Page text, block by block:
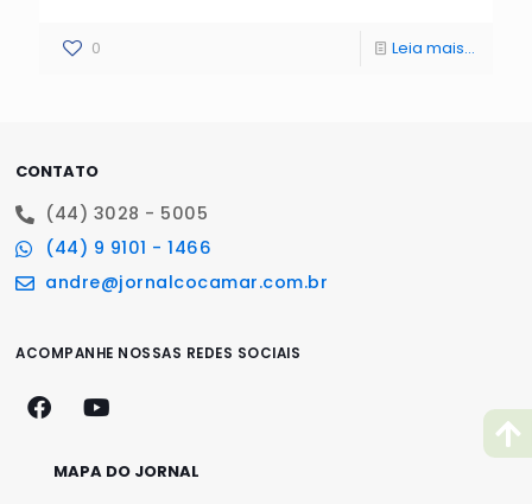
0 Leia mais...
CONTATO
(44) 3028 - 5005
(44) 9 9101 - 1466
andre@jornalcocamar.com.br
ACOMPANHE NOSSAS REDES SOCIAIS
MAPA DO JORNAL